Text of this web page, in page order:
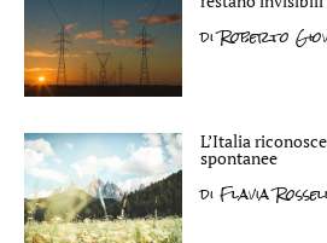
diRoberto
L’Italia
spontanee
di Flavia